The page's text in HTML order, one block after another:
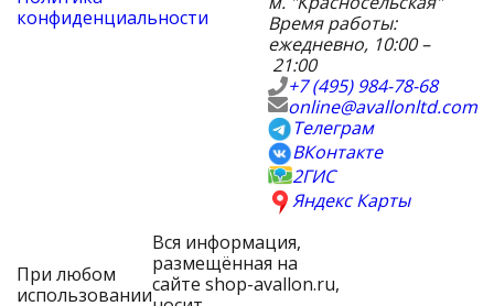
конфиденциальности
Время работы:
ежедневно, 10:00 –
21:00
+7 (495) 984-78-68
online@avallonltd.com
Телеграм
ВКонтакте
2ГИС
Яндекс Карты
При любом
использовании
Вся информация,
размещённая на
сайте shop-avallon.ru,